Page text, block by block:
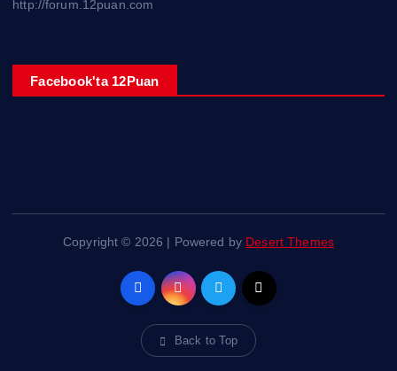
http://forum.12puan.com
Facebook'ta 12Puan
Copyright © 2026 | Powered by Desert Themes
Back to Top